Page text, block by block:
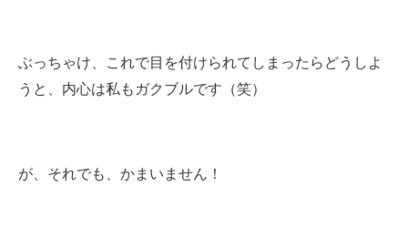
ぶっちゃけ、これで目を付けられてしまったらどうしよ
うと、内心は私もガクブルです（笑）
が、それでも、かまいません！